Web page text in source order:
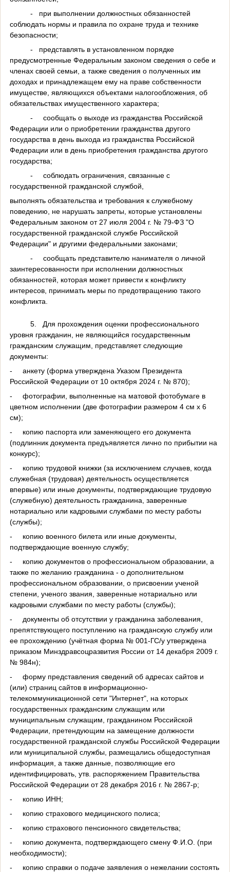
-
при выполнении должностных обязанностей
соблюдать нормы и правила по охране труда и технике
безопасности;
-
представлять в установленном порядке
предусмотренные Федеральным законом сведения о себе и
членах своей семьи, а также сведения о полученных им
доходах и принадлежащем ему на праве собственности
имуществе, являющихся объектами налогообложения, об
обязательствах имущественного характера;
-
сообщать о выходе из гражданства Российской
Федерации или о приобретении гражданства другого
государства в день выхода из гражданства Российской
Федерации или в день приобретения гражданства другого
государства;
-
соблюдать ограничения, связанные с
государственной гражданской службой,
выполнять обязательства и требования к служебному
поведению, не нарушать запреты, которые установлены
Федеральным законом от 27 июля 2004 г. № 79-ФЗ "О
государственной гражданской службе Российской
Федерации" и другими федеральными законами;
-
сообщать представителю нанимателя о личной
заинтересованности при исполнении должностных
обязанностей, которая может привести к конфликту
интересов, принимать меры по предотвращению такого
конфликта.
5.
Для прохождения оценки профессионального
уровня гражданин, не являющийся государственным
гражданским служащим, представляет следующие
документы:
-
анкету (форма утверждена Указом Президента
Российской Федерации от 10 октября 2024 г. № 870);
-
фотографии, выполненные на матовой фотобумаге в
цветном исполнении (две фотографии размером 4 см x 6
см);
-
копию паспорта или заменяющего его документа
(подлинник документа предъявляется лично по прибытии на
конкурс);
-
копию трудовой книжки (за исключением случаев, когда
служебная (трудовая) деятельность осуществляется
впервые) или иные документы, подтверждающие трудовую
(служебную) деятельность гражданина, заверенные
нотариально или кадровыми службами по месту работы
(службы);
-
копию военного билета или иные документы,
подтверждающие военную службу;
-
копию документов о профессиональном образовании, а
также по желанию гражданина - о дополнительном
профессиональном образовании, о присвоении ученой
степени, ученого звания, заверенные нотариально или
кадровыми службами по месту работы (службы);
-
документы об отсутствии у гражданина заболевания,
препятствующего поступлению на гражданскую службу или
ее прохождению (учётная форма № 001-ГС/у утверждена
приказом Минздравсоцразвития России от 14 декабря 2009 г.
№ 984н);
-
форму представления сведений об адресах сайтов и
(или) страниц сайтов в информационно-
телекоммуникационной сети "Интернет", на которых
государственных гражданским служащим или
муниципальным служащим, гражданином Российской
Федерации, претендующим на замещение должности
государственной гражданской службы Российской Федерации
или муниципальной службы, размещались общедоступная
информация, а также данные, позволяющие его
идентифицировать, утв. распоряжением Правительства
Российской Федерации от 28 декабря 2016 г. № 2867-р;
-
копию ИНН;
-
копию страхового медицинского полиса;
-
копию страхового пенсионного свидетельства;
-
копию документа, подтверждающего смену Ф.И.О. (при
необходимости);
-
копию справки о подаче заявления о нежелании состоять